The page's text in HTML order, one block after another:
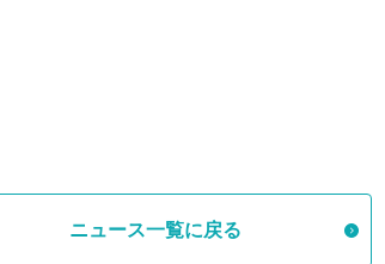
ニュース一覧に戻る